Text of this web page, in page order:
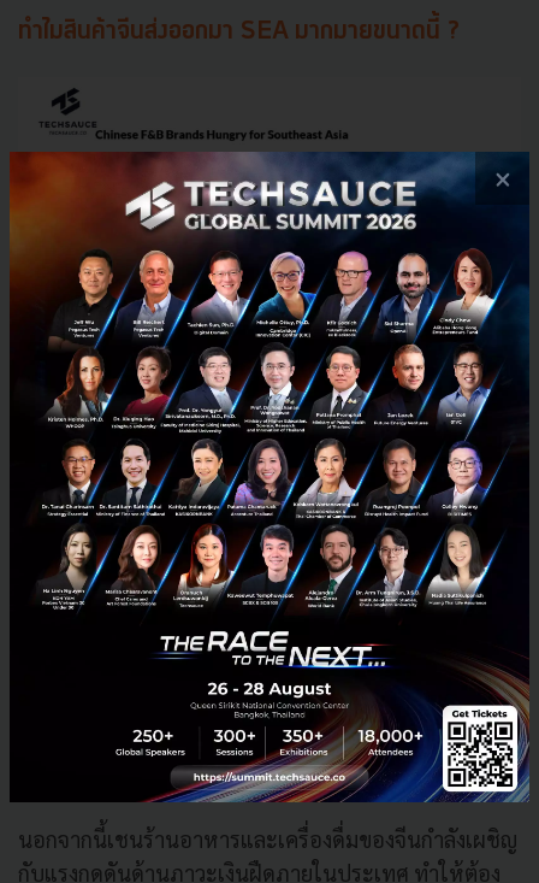
ทำไมสินค้าจีนส่งออกมา SEA มากมายขนาดนี้ ?
บริษัทอาหารและเครื่องดื่มของจีนได้ขยายตัวอย่างรวดเร็ว
เข้าสู่ภูมิภาคเอเชียตะวันออกเฉียงใต้ รวมถึงอเมริกาเหนือ
และยุโรปในช่วงไม่กี่ปีที่ผ่านมา ส่วนหนึ่งเป็นเพราะตลาด
ภายในประเทศจีนเริ่มอิ่มตัว ตามรายงานของ Huafu
Securities ระบุว่า ในปี 2023 มีการจดทะเบียนบริษัท
อาหารและเครื่องดื่มใหม่ในจีนเกือบ 3.19 ล้านแห่ง ซึ่ง
เพิ่มขึ้น 24.2% จากปีก่อนหน้านี้ แสดงให้เห็นถึงจำนวน
บริษัทที่เพิ่มขึ้นมาแข่งขันในตลาดจีน จนทำให้หลาย
บริษัทต้องมองหาโอกาสในการเติบโตในตลาดต่าง
ประเทศที่มีการแข่งขันน้อยกว่า
นอกจากนี้เชนร้านอาหารและเครื่องดื่มของจีนกำลังเผชิญ
กับแรงกดดันด้านภาวะเงินฝืดภายในประเทศ ทำให้ต้อง
×